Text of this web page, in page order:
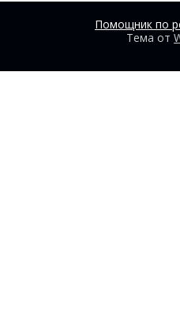
Помощник по
Тема от